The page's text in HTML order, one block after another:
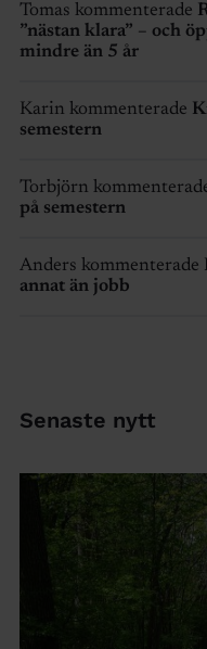
Tomas kommenterade
”nästan klara” – och
mindre än 5 år
Karin kommenterade
semestern
Torbjörn
på semestern
Anders kommenterade
annat än jobb
Senaste nytt